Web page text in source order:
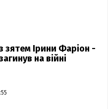
зятем Ірини Фаріон -
на війні